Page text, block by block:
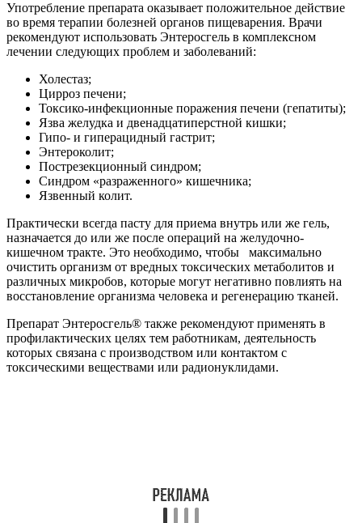
Употребление препарата оказывает положительное действие
во время терапии болезней органов пищеварения. Врачи
рекомендуют использовать Энтеросгель в комплексном
лечении следующих проблем и заболеваний:
Холестаз;
Цирроз печени;
Токсико-инфекционные поражения печени (гепатиты);
Язва желудка и двенадцатиперстной кишки;
Гипо- и гиперацидный гастрит;
Энтероколит;
Пострезекционный синдром;
Синдром «разраженного» кишечника;
Язвенный колит.
Практически всегда пасту для приема внутрь или же гель,
назначается до или же после операций на желудочно-
кишечном тракте. Это необходимо, чтобы максимально
очистить организм от вредных токсических метаболитов и
различных микробов, которые могут негативно повлиять на
восстановление организма человека и регенерацию тканей.
Препарат Энтеросгель® также рекомендуют применять в
профилактических целях тем работникам, деятельность
которых связана с производством или контактом с
токсическими веществами или радионуклидами.